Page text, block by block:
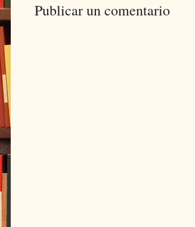
Publicar un comentario